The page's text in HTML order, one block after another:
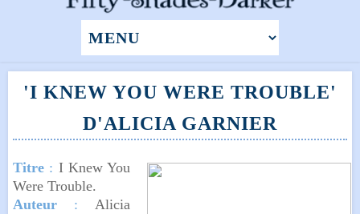
'I KNEW YOU WERE TROUBLE'
D'ALICIA GARNIER
Titre : I Knew You
Were Trouble.
Auteur
: Alicia